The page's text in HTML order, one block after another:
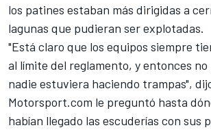
los patines estaban más dirigidas a
lagunas que pudieran ser explotadas.
"Está claro que los equipos siempre
al límite del reglamento, y entonces no
nadie estuviera haciendo trampas",
Motorsport.com le preguntó hasta
habían llegado las escuderías con sus